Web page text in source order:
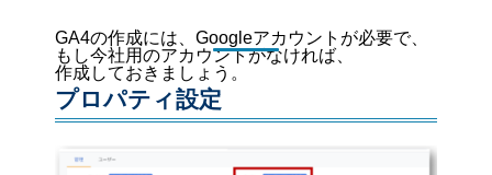
GA4の作成には、Googleアカウントが必要で、
もし今社用のアカウントがなければ、
作成しておきましょう。
プロパティ設定